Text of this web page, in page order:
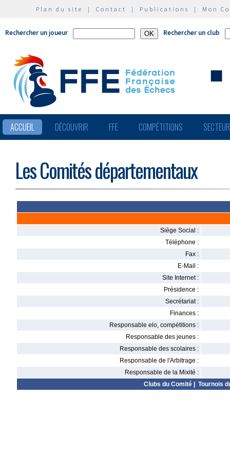
Plan du site | Contact | Publications | Mon
Rechercher un joueur Rechercher un club
ACCUEIL DÉCOUVRIR FFE COMPÉTITIONS
Les Comités départementaux
Siège Social :
Téléphone :
Fax :
E-Mail :
Site Internet :
Présidence :
Secrétariat :
Finances :
Responsable elo, compétitions :
Responsable des jeunes :
Responsable des scolaires :
Responsable de l'Arbitrage :
Responsable de la Mixité :
Clubs du Comité| Tournois